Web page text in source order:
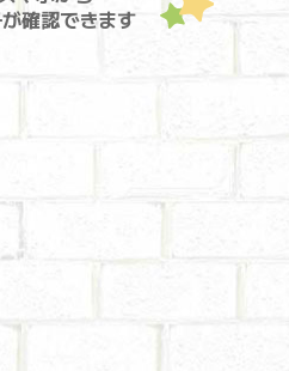
確認できます